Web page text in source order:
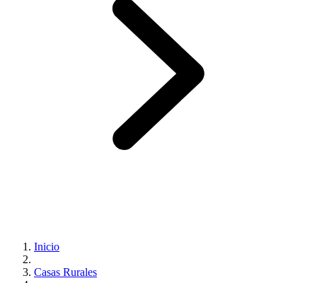
Inicio
Casas Rurales